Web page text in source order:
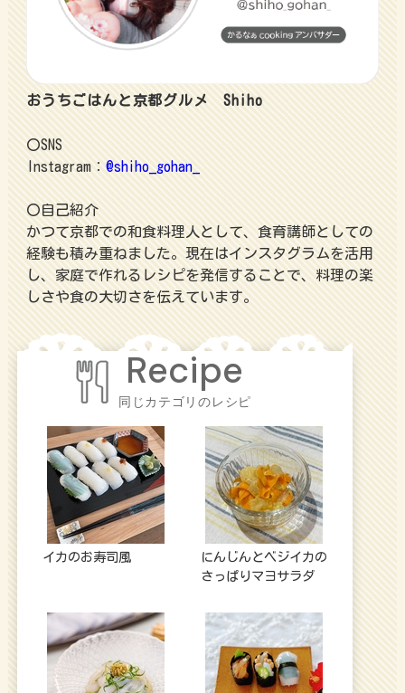
おうちごはんと京都グルメ Shiho
〇SNS
Instagram：@shiho_gohan_
〇自己紹介
かつて京都での和食料理人として、食育講師としての
経験も積み重ねました。現在はインスタグラムを活用
し、家庭で作れるレシピを発信することで、料理の楽
しさや食の大切さを伝えています。
同じカテゴリのレシピ
イカのお寿司風
にんじんとベジイカの
さっぱりマヨサラダ